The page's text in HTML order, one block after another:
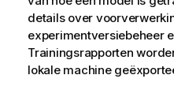
details over
experimentversiebeheer
Trainingsrapporten
lokale machine